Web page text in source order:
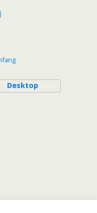
Desktop